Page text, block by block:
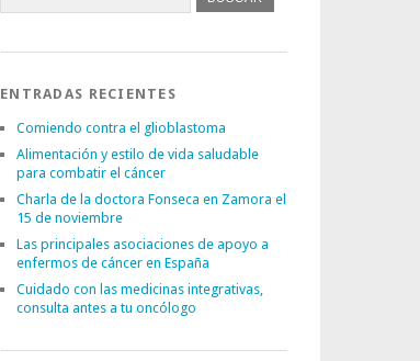
ENTRADAS RECIENTES
Comiendo contra el glioblastoma
Alimentación y estilo de vida saludable
para combatir el cáncer
Charla de la doctora Fonseca en Zamora el
15 de noviembre
Las principales asociaciones de apoyo a
enfermos de cáncer en España
Cuidado con las medicinas integrativas,
consulta antes a tu oncólogo